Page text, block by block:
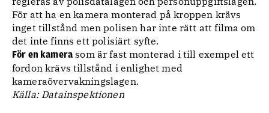
För att ha en kamera monterad på kroppen krävs
inget tillstånd men polisen har inte rätt att filma om
det inte finns ett polisiärt syfte.
För en kamerasom är fast monterad i till exempel ett
fordon krävs tillstånd i enlighet med
kameraövervakningslagen.
Källa: Datainspektionen